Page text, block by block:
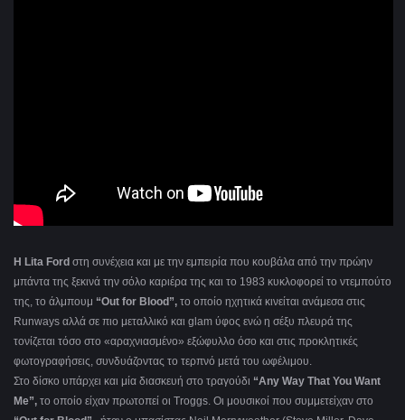
Η Lita Ford στη συνέχεια και με την εμπειρία που κουβάλα από την πρώην
μπάντα της ξεκινά την σόλο καριέρα της και το 1983 κυκλοφορεί το ντεμπούτο
της, το άλμπουμ “Out for Blood”, το οποίο ηχητικά κινείται ανάμεσα στις
Runways αλλά σε πιο μεταλλικό και glam ύφος ενώ η σέξυ πλευρά της
τονίζεται τόσο στο «αραχνιασμένο» εξώφυλλο όσο και στις προκλητικές
φωτογραφήσεις, συνδυάζοντας το τερπνό μετά του ωφέλιμου.
Στο δίσκο υπάρχει και μία διασκευή στο τραγούδι “Any Way That You Want
Me”, το οποίο είχαν πρωτοπεί οι Troggs. Οι μουσικοί που συμμετείχαν στο